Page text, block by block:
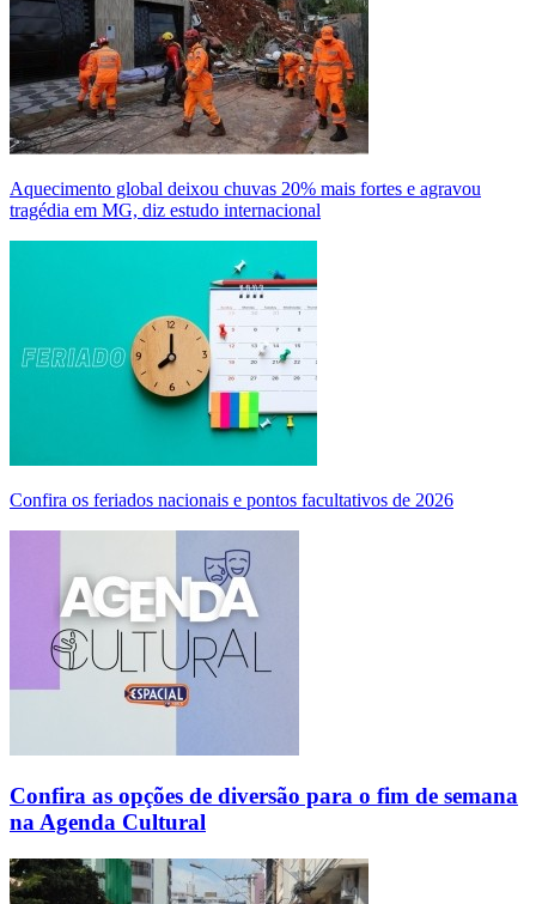
Aquecimento global deixou chuvas 20% mais fortes e agravou
tragédia em MG, diz estudo internacional
Confira os feriados nacionais e pontos facultativos de 2026
Confira as opções de diversão para o fim de semana
na Agenda Cultural